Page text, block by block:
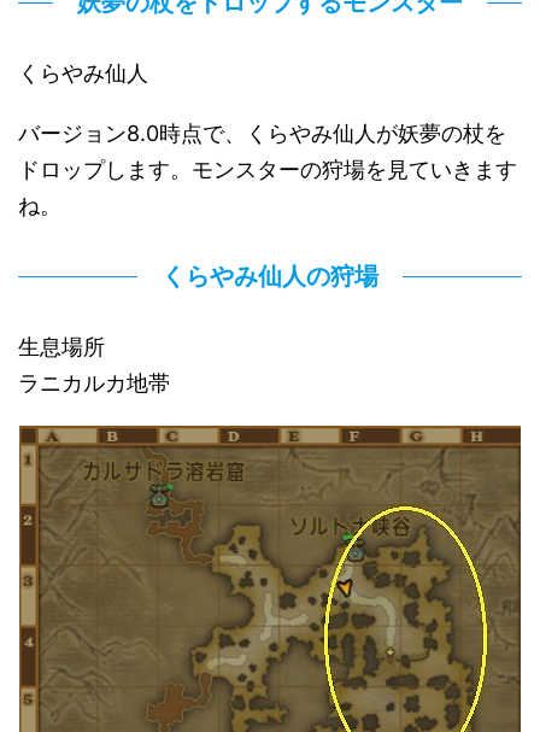
くらやみ仙人
バージョン8.0時点で、くらやみ仙人が妖夢の杖を
ドロップします。モンスターの狩場を見ていきます
ね。
くらやみ仙人の狩場
生息場所
ラニカルカ地帯